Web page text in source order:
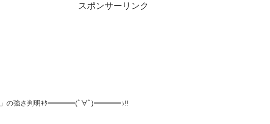
スポンサーリンク
り」の強さ判明ｷﾀ━━━━(ﾟ∀ﾟ)━━━━ｯ!!